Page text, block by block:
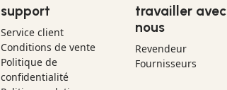
support
Service client
Conditions de vente
Politique de
confidentialité
travailler avec
nous
Revendeur
Fournisseurs